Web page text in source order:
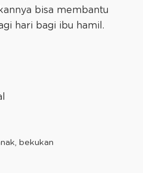
bisa membantu
hari bagi ibu hamil.
bekukan